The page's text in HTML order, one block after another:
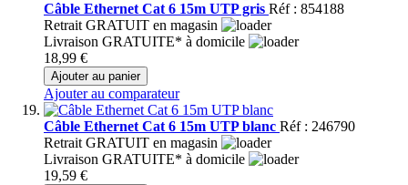
Câble Ethernet Cat 6 15m UTP gris Réf : 854188
Retrait GRATUIT en magasin
Livraison GRATUITE* à domicile
18,99 €
Ajouter au panier
Ajouter au comparateur
Câble Ethernet Cat 6 15m UTP blanc Réf : 246790
Retrait GRATUIT en magasin
Livraison GRATUITE* à domicile
19,59 €